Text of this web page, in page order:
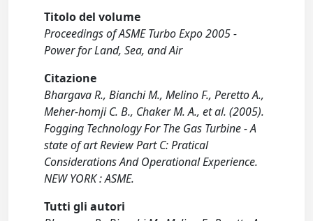
Titolo del volume
Proceedings of ASME Turbo Expo 2005 -
Power for Land, Sea, and Air
Citazione
Bhargava R., Bianchi M., Melino F., Peretto A.,
Meher-homji C. B., Chaker M. A., et al. (2005).
Fogging Technology For The Gas Turbine - A
state of art Review Part C: Pratical
Considerations And Operational Experience.
NEW YORK : ASME.
Tutti gli autori